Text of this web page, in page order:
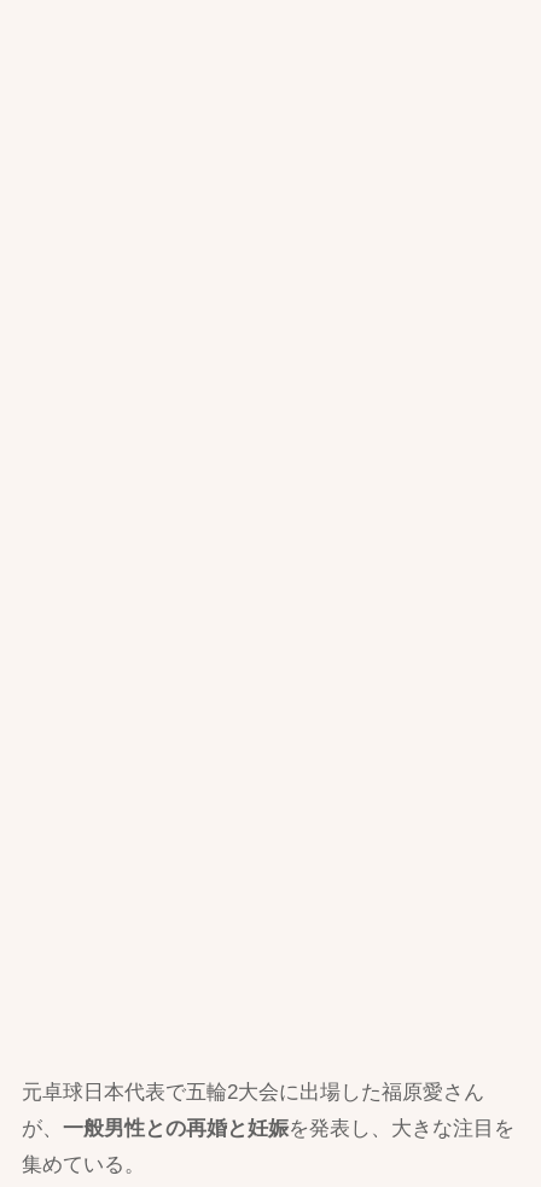
元卓球日本代表で五輪2大会に出場した福原愛さん
が、 一般男性との再婚と妊娠を発表し、大きな注目を
集めている。